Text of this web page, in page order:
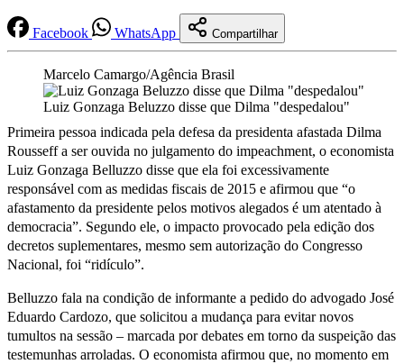
Facebook WhatsApp Compartilhar
Marcelo Camargo/Agência Brasil
Luiz Gonzaga Beluzzo disse que Dilma "despedalou"
Primeira pessoa indicada pela defesa da presidenta afastada Dilma
Rousseff a ser ouvida no julgamento do impeachment, o economista
Luiz Gonzaga Belluzzo disse que ela foi excessivamente
responsável com as medidas fiscais de 2015 e afirmou que “o
afastamento da presidente pelos motivos alegados é um atentado à
democracia”. Segundo ele, o impacto provocado pela edição dos
decretos suplementares, mesmo sem autorização do Congresso
Nacional, foi “ridículo”.
Belluzzo fala na condição de informante a pedido do advogado José
Eduardo Cardozo, que solicitou a mudança para evitar novos
tumultos na sessão – marcada por debates em torno da suspeição das
testemunhas arroladas. O economista afirmou que, no momento em